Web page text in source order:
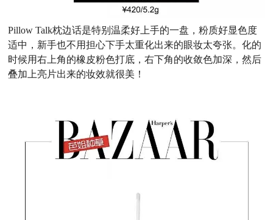
Pillow Talk枕边话是特别温柔好上手的一盘，粉质好显色度
适中，新手也不用担心下手太重化出来的眼妆太夸张。化的
时候用右上角的橡皮粉色打底，右下角的收敛色加深，然后
叠加上亮片出来的妆效就很美！